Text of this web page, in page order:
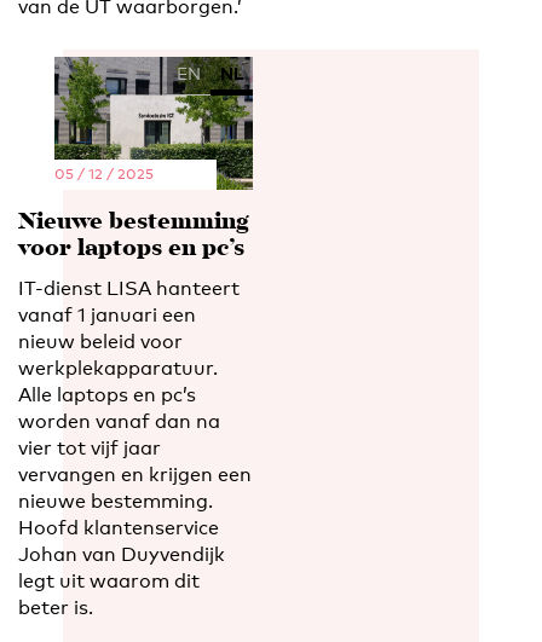
van de UT waarborgen.’
EN NL
05 / 12 / 2025
Nieuwe bestemming
voor laptops en pc’s
IT-dienst LISA hanteert
vanaf 1 januari een
nieuw beleid voor
werkplekapparatuur.
Alle laptops en pc’s
worden vanaf dan na
vier tot vijf jaar
vervangen en krijgen een
nieuwe bestemming.
Hoofd klantenservice
Johan van Duyvendijk
legt uit waarom dit
beter is.